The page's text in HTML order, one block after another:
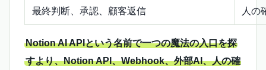
最終判断、承認、顧客返信 人の
Notion AI APIという名前で一つの魔法の入口を探
すより、Notion API、Webhook、外部AI、人の確